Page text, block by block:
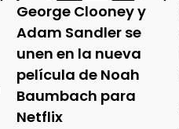
George Clooney y
Adam Sandler se
unen en la nueva
película de Noah
Baumbach para
Netflix